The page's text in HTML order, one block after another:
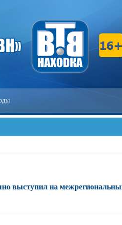
выступил на